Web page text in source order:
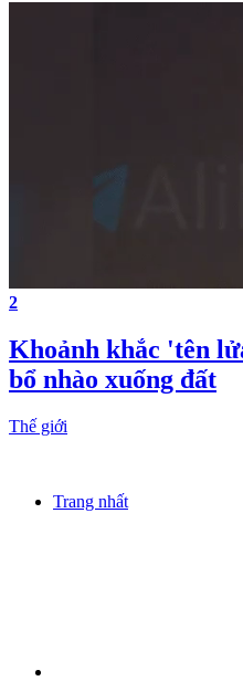
2
Khoảnh khắc 'tên
bổ nhào xuống đất
Thế giới
Trang nhất